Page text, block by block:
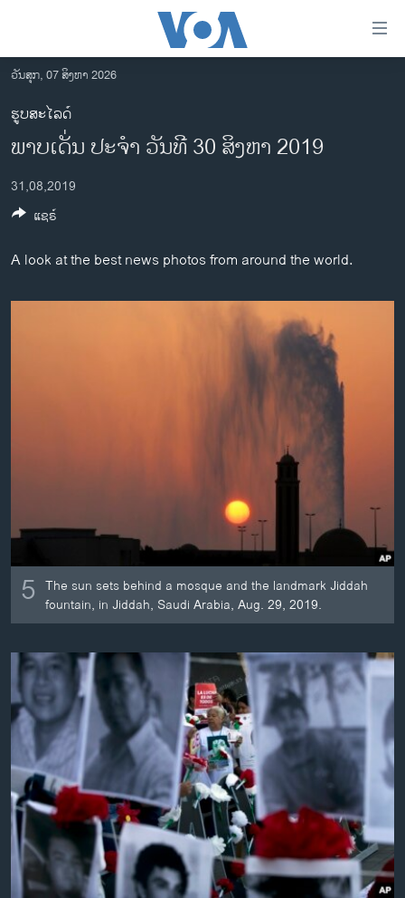
ເຂົ້າ
ຫາ
ຂ້າມ
ຂ້າມ
ໄປ
ຫາ
ຄົ້ນ
ລາວ
ອາເມຣິກາ
ການເລືອກຕັ້ງ ປະທານາທີບໍດີ ສະຫະລັດ 2024
ຂ່າວ​ຈີນ
ໂລກ
ລາຍການກະຈາຍສຽງ
ຕິດຕາມພວກເຮົາ ທີ່
ພາສາຕ່າງໆ
ວັນສຸກ, 07 ສິງຫາ 2026
ຮູບສະໄລດ໌
ພາບເດັ່ນ ປະຈຳ ວັນທີ 30 ສິງຫາ 2019
31,08,2019
A look at the best news photos from around the world.
5 The sun sets behind a mosque and the landmark Jiddah
fountain, in Jiddah, Saudi Arabia, Aug. 29, 2019.
ແຊຣ໌